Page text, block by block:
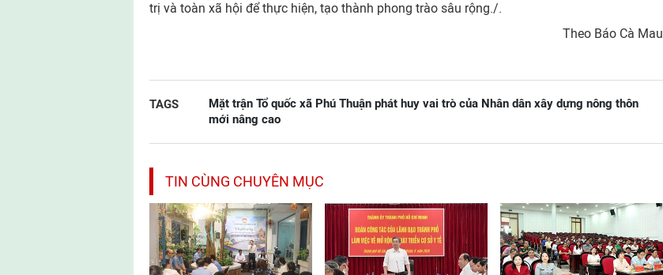
trị và toàn xã hội để thực hiện, tạo thành phong trào sâu rộng./.
Theo Báo Cà Mau
TAGS
Mặt trận Tổ quốc xã Phú Thuận phát huy vai trò của Nhân dân xây dựng nông thôn
mới nâng cao
TIN CÙNG CHUYÊN MỤC